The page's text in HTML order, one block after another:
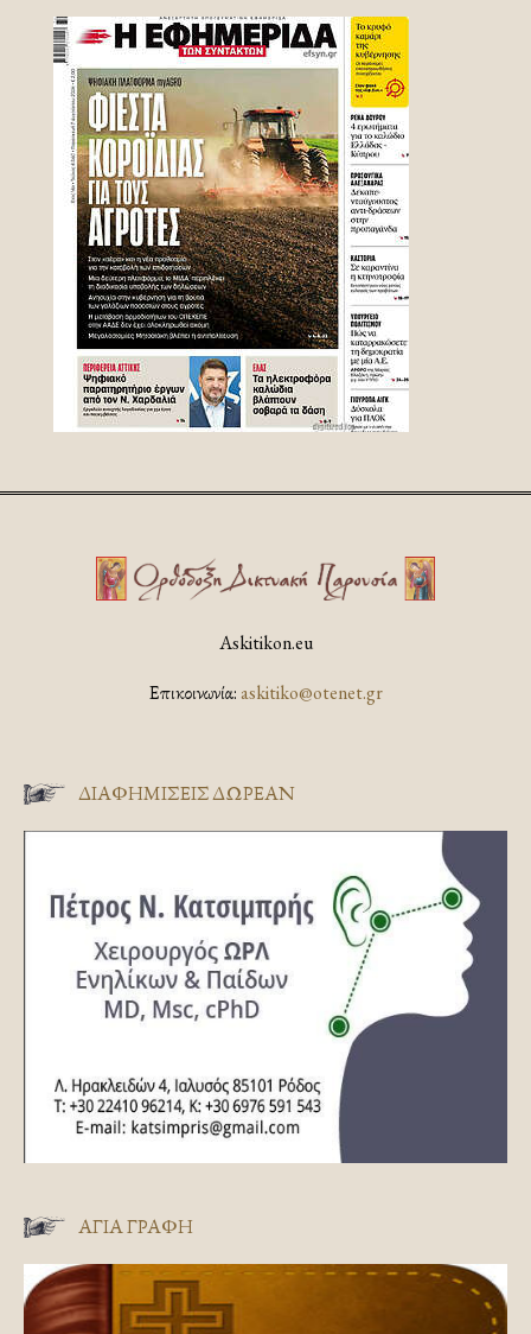
Askitikon.eu
Επικοινωνία:askitiko@otenet.gr
ΔΙΑΦΗΜΊΣΕΙΣ ΔΩΡΕΆΝ
ΑΓΊΑ ΓΡΑΦΉ